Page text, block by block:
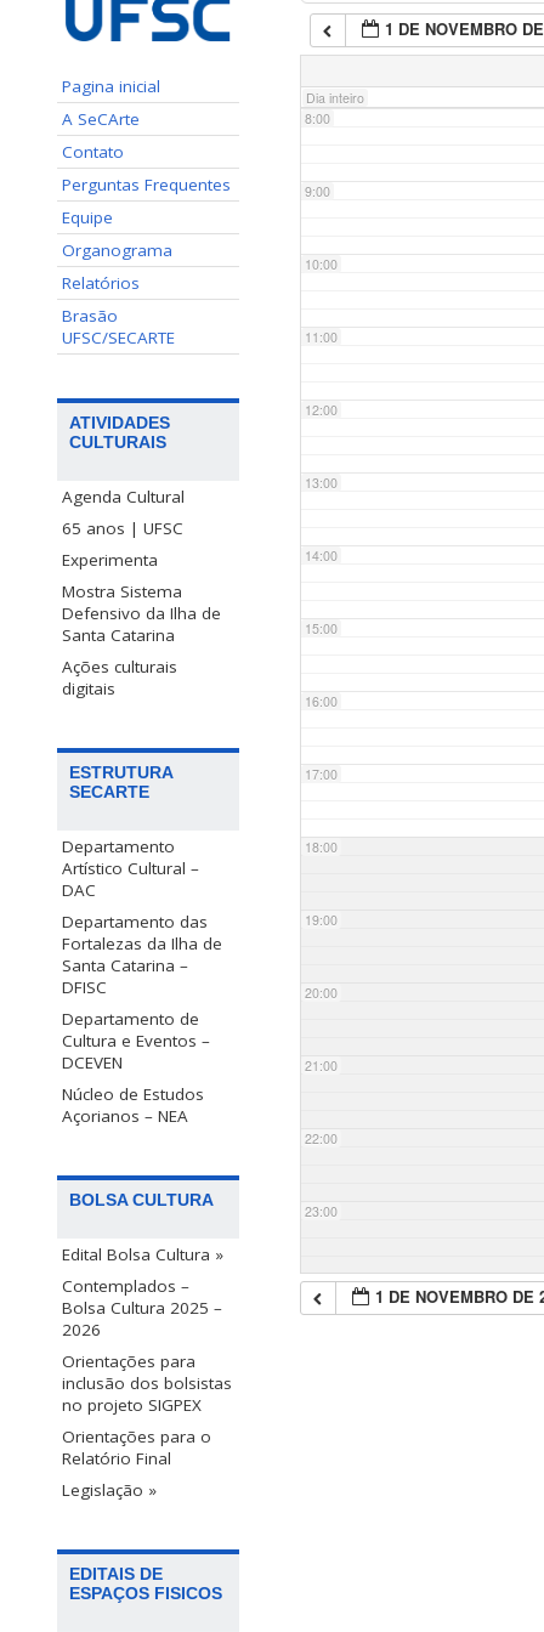
Pagina inicial
A SeCArte
Contato
Perguntas Frequentes
Equipe
Organograma
Relatórios
Brasão
UFSC/SECARTE
ATIVIDADES
CULTURAIS
Agenda Cultural
65 anos | UFSC
Experimenta
Mostra Sistema
Defensivo da Ilha de
Santa Catarina
Ações culturais
digitais
ESTRUTURA
SECARTE
Departamento
Artístico Cultural –
DAC
Departamento das
Fortalezas da Ilha de
Santa Catarina –
DFISC
Departamento de
Cultura e Eventos –
DCEVEN
Núcleo de Estudos
Açorianos – NEA
BOLSA CULTURA
Edital Bolsa Cultura »
Contemplados –
Bolsa Cultura 2025 –
2026
Orientações para
inclusão dos bolsistas
no projeto SIGPEX
Orientações para o
Relatório Final
Legislação »
EDITAIS DE
ESPAÇOS FISICOS
1 DE NOVEMBRO
Dia inteiro
7:00
8:00
9:00
10:00
11:00
12:00
13:00
14:00
15:00
16:00
17:00
18:00
19:00
20:00
21:00
22:00
23:00
1 DE NOVEMBRO DE